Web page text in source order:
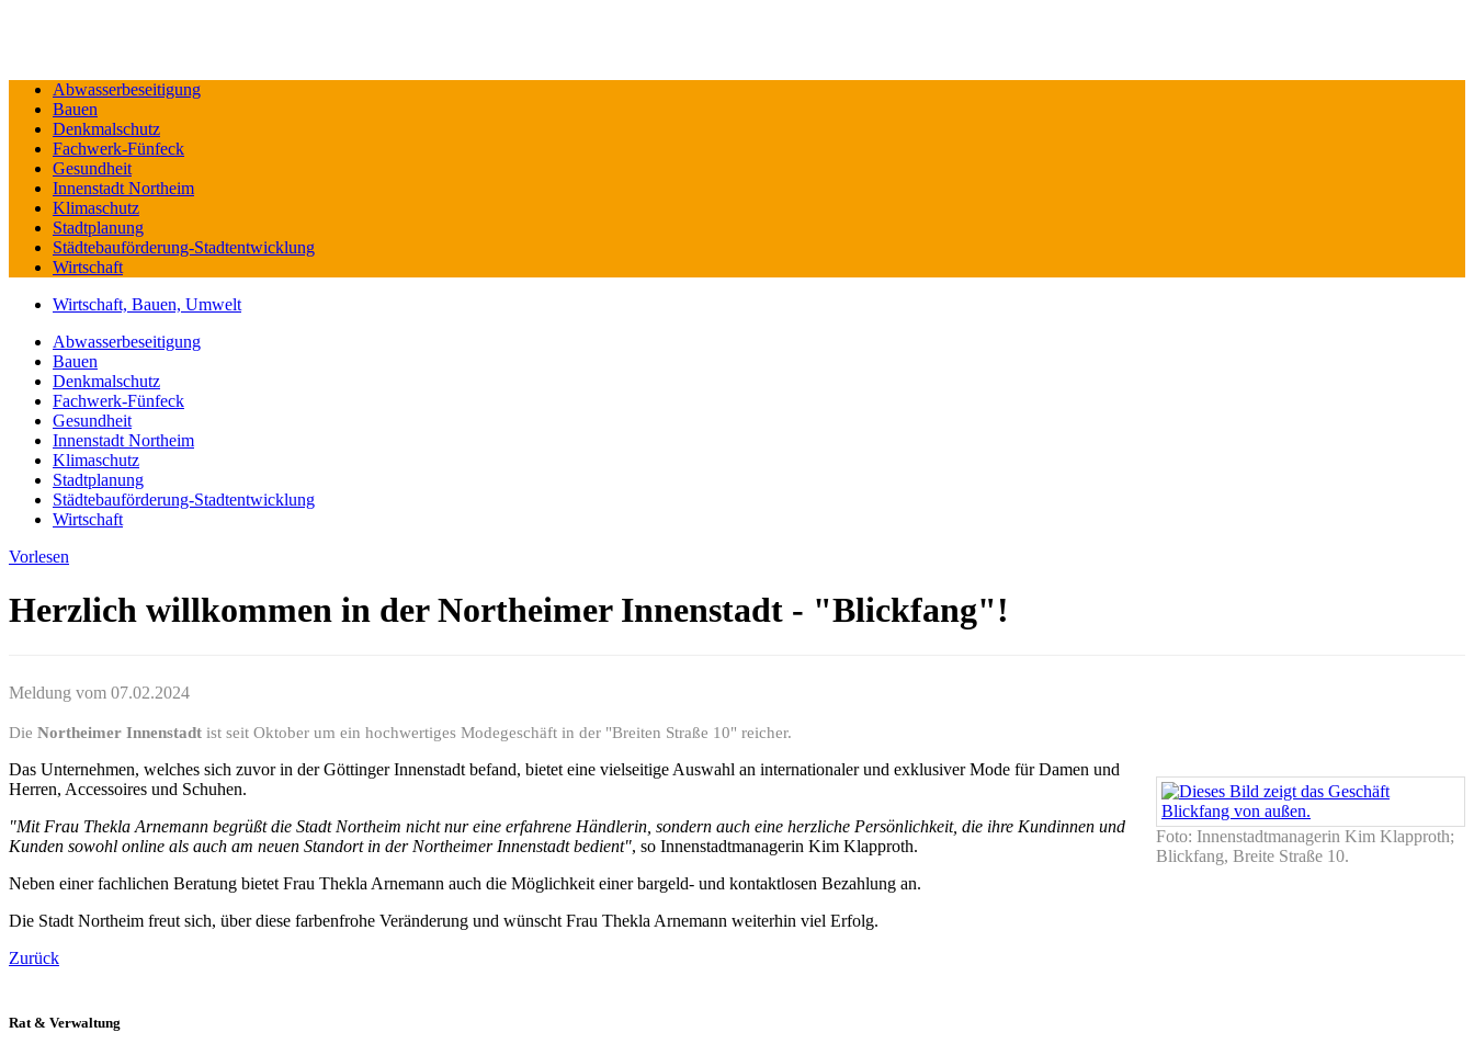
Abwasserbeseitigung
Bauen
Denkmalschutz
Fachwerk-Fünfeck
Gesundheit
Innenstadt Northeim
Klimaschutz
Stadtplanung
Städtebauförderung-Stadtentwicklung
Wirtschaft
Wirtschaft, Bauen, Umwelt
Abwasserbeseitigung
Bauen
Denkmalschutz
Fachwerk-Fünfeck
Gesundheit
Innenstadt Northeim
Klimaschutz
Stadtplanung
Städtebauförderung-Stadtentwicklung
Wirtschaft
Vorlesen
Herzlich willkommen in der Northeimer Innenstadt - "Blickfang"!
Meldung vom 07.02.2024
Die Northeimer Innenstadt ist seit Oktober um ein hochwertiges Modegeschäft in der "Breiten Straße 10" reicher.
Foto: Innenstadtmanagerin Kim Klapproth;
Blickfang, Breite Straße 10.
Das Unternehmen, welches sich zuvor in der Göttinger Innenstadt befand, bietet eine vielseitige Auswahl an internationaler und exklusiver Mode für Damen und
Herren, Accessoires und Schuhen.
"Mit Frau Thekla Arnemann begrüßt die Stadt Northeim nicht nur eine erfahrene Händlerin, sondern auch eine herzliche Persönlichkeit, die ihre Kundinnen und
Kunden sowohl online als auch am neuen Standort in der Northeimer Innenstadt bedient", so Innenstadtmanagerin Kim Klapproth.
Neben einer fachlichen Beratung bietet Frau Thekla Arnemann auch die Möglichkeit einer bargeld- und kontaktlosen Bezahlung an.
Die Stadt Northeim freut sich, über diese farbenfrohe Veränderung und wünscht Frau Thekla Arnemann weiterhin viel Erfolg.
Zurück
Rat & Verwaltung